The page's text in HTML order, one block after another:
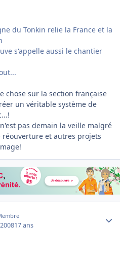
du Tonkin relie la France et la
s'appelle aussi le chantier
chose sur la section française
un véritable système de
pas demain la veille malgré
et autres projets
17 ans